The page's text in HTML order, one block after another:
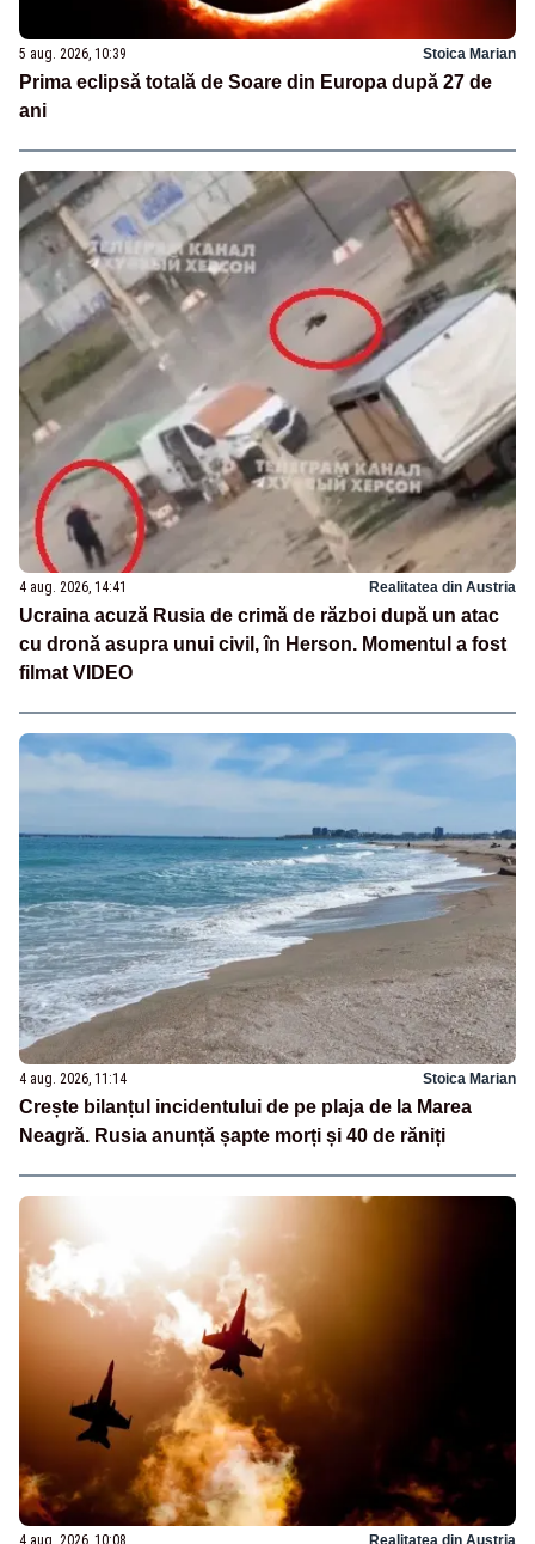
5 aug. 2026, 10:39 Stoica Marian
Prima eclipsă totală de Soare din Europa după 27 de
ani
4 aug. 2026, 14:41 Realitatea din Austria
Ucraina acuză Rusia de crimă de război după un atac
cu dronă asupra unui civil, în Herson. Momentul a fost
filmat VIDEO
4 aug. 2026, 11:14 Stoica Marian
Crește bilanțul incidentului de pe plaja de la Marea
Neagră. Rusia anunță șapte morți și 40 de răniți